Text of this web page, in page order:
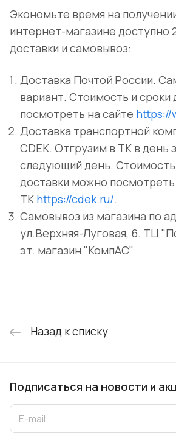
Экономьте время на
интернет-магазине доступно
доставки и самовывоз:
Доставка Почтой России.
вариант. Стоимость и
посмотреть на сайте https://
Доставка транспортной
CDEK. Отгрузим в ТК в день
следующий день. Стоимость
доставки можно посмотреть
ТК https://cdek.ru/.
Самовывоз из магазина по
ул.Верхняя-Луговая, 6. ТЦ
эт. магазин "КомпАС"
Назад к списку
Подписаться на новости и